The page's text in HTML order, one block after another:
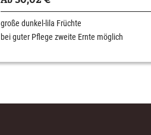
große dunkel-lila Früchte
bei guter Pflege zweite Ernte möglich